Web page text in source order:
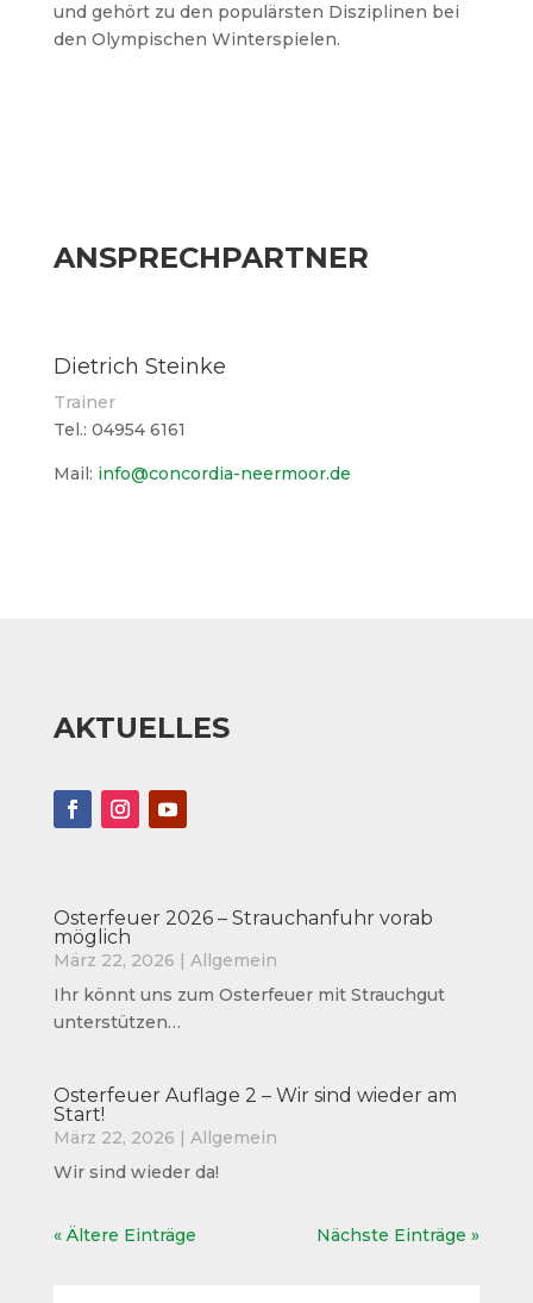
und gehört zu den populärsten Disziplinen bei
den Olympischen Winterspielen.
ANSPRECHPARTNER
Dietrich Steinke
Trainer
Tel.: 04954 6161
Mail: info@concordia-neermoor.de
AKTUELLES
Osterfeuer 2026 – Strauchanfuhr vorab
möglich
März 22, 2026
Allgemein
Ihr könnt uns zum Osterfeuer mit Strauchgut
unterstützen…
Osterfeuer Auflage 2 – Wir sind wieder am
Start!
März 22, 2026 | Allgemein
Wir sind wieder da!
« Ältere Einträge Nächste Einträge »